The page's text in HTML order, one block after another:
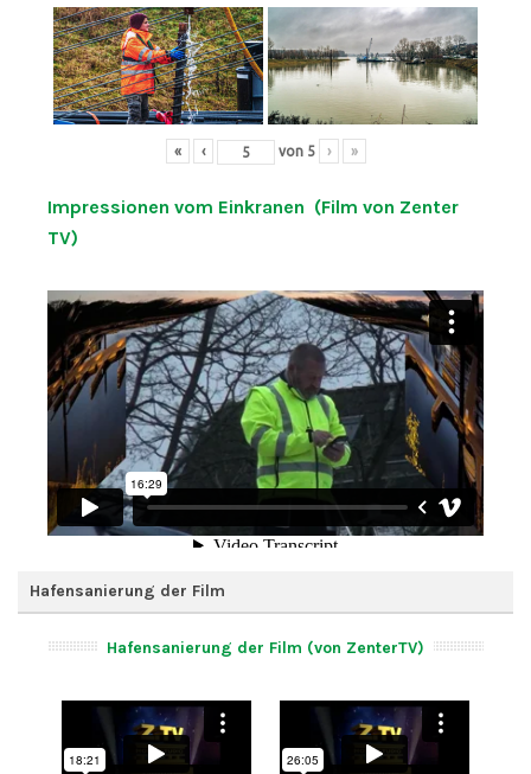
« ‹ von 5 › »
Impressionen vom Einkranen (Film von Zenter
TV)
Hafensanierung der Film
Hafensanierung der Film (von ZenterTV)